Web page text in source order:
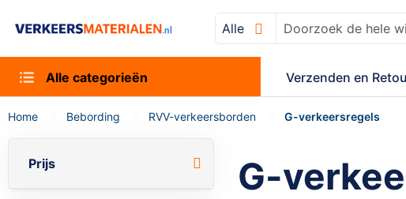
Alle
Alle categorieën Verzenden en
Home Bebording RVV-verkeersborden G-verkeersregels
G-
Prijs